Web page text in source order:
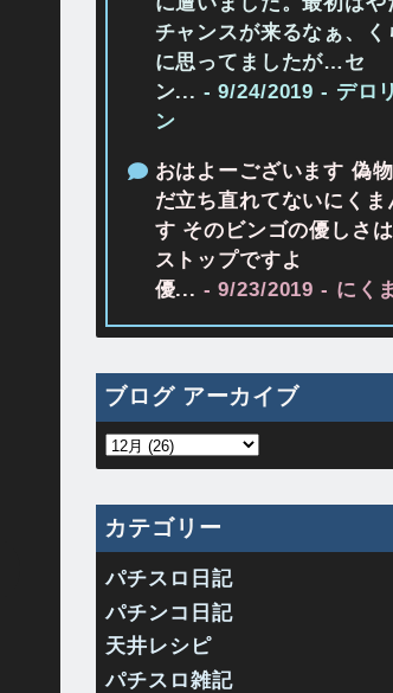
チャンスが来るなぁ、く
に思ってましたが…セ
ン... - 9/24/2019 - デロ
ン
おはよーございます 偽
だ立ち直れてないにくま
す そのビンゴの優しさ
ストップですよ
優... - 9/23/2019 - にく
ブログ アーカイブ
カテゴリー
パチスロ日記
パチンコ日記
天井レシピ
パチスロ雑記